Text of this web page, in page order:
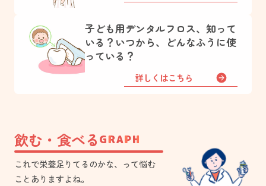
子ども用デンタルフロス、知って
いる？いつから、どんなふうに使
っている？
詳しくはこちら
飲む・食べる
これで栄養足りてるのかな、って悩む
ことありますよね。